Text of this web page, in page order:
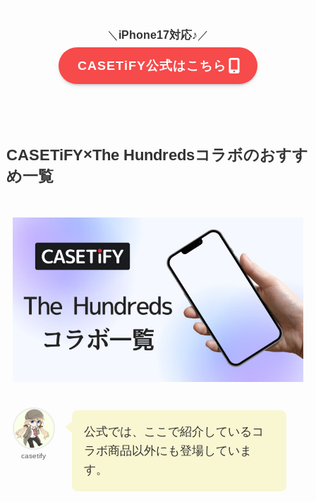
＼ iPhone17対応♪ ／
CASETiFY公式はこちら
CASETiFY×The Hundredsコラボのおすす
め一覧
casetify
公式では、ここで紹介しているコ
ラボ商品以外にも登場していま
す。